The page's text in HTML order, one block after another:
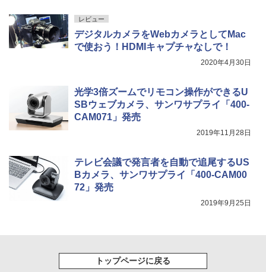
レビュー
デジタルカメラをWebカメラとしてMac
で使おう！HDMIキャプチャなしで！
2020年4月30日
光学3倍ズームでリモコン操作ができるU
SBウェブカメラ、サンワサプライ「400-
CAM071」発売
2019年11月28日
テレビ会議で発言者を自動で追尾するUS
Bカメラ、サンワサプライ「400-CAM00
72」発売
2019年9月25日
トップページに戻る